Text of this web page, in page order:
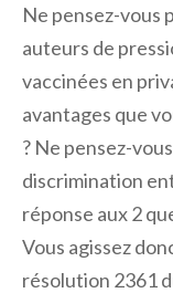
Ne pensez-vous
auteurs de
vaccinées en
avantages que
? Ne pensez-
discrimination
réponse aux 2
Vous agissez
résolution 2361